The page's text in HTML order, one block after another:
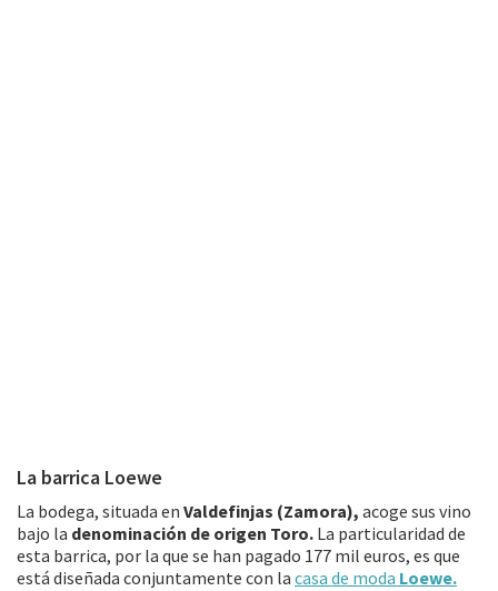
La barrica Loewe
La bodega, situada en Valdefinjas (Zamora), acoge sus vino
bajo la denominación de origen Toro. La particularidad de
esta barrica, por la que se han pagado 177 mil euros, es que
está diseñada conjuntamente con la casa de moda Loewe.